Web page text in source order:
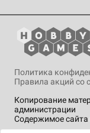
Копирование
администрации
Содержимое сайта
Политика
Правила акций со